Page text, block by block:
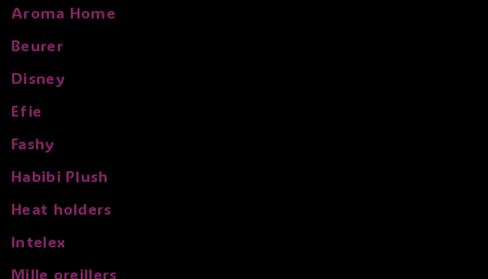
Aroma Home
Beurer
Disney
Efie
Fashy
Habibi Plush
Heat holders
Intelex
Mille oreillers